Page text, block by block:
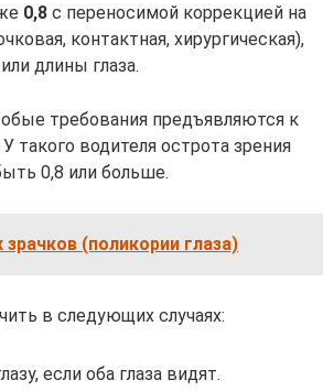
0,8с переносимой коррекцией на
контактная, хирургическая),
длины глаза.
требования предъявляются к
такого водителя острота зрения
0,8 или больше.
(поликории глаза)
в следующих случаях:
если оба глаза видят.